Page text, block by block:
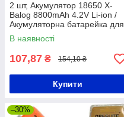
2 шт, Акумулятор 18650 X-
Balog 8800mAh 4.2V Li-ion /
Акумуляторна батарейка для
ліхтариків
В наявності
107,87 ₴ 154,10 ₴
Купити
–30%